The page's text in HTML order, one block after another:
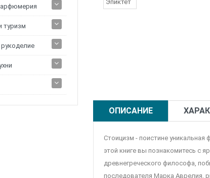
туризм
ОПИСАНИЕ
Стоицизм - поистине
этой книге вы познакомитесь с
древнегреческого философа,
последователя Марка Аврелия,